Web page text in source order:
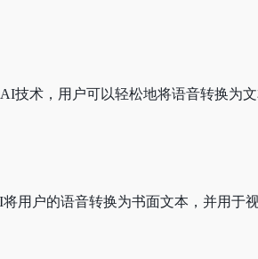
术，用户可以轻松地将语音转换为
将用户的语音转换为书面文本，并用于视